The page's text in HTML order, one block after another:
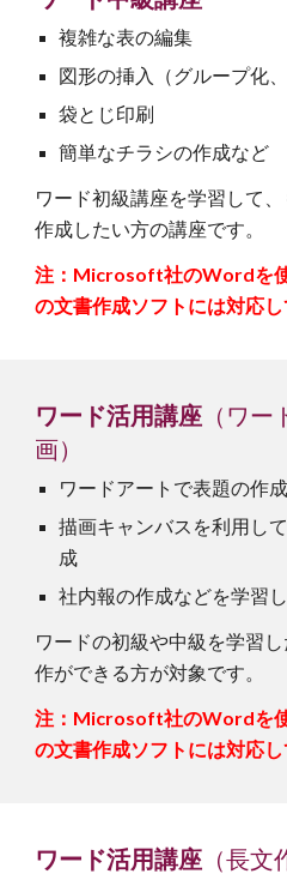
複雑な表の編集
図形の挿入（グループ化、
袋とじ印刷
簡単なチラシの作成など
ワード初級講座を学習して
作成したい方の講座です。
注：Microsoft社のWordを
の文書作成ソフトには対応し
ワード活用講座 （ワ
画）
ワードアートで表題の作成
描画キャンバスを利用し
成
社内報の作成などを学習し
ワードの初級や中級を学習
作ができる方が対象です。
注：Microsoft社のWordを
の文書作成ソフトには対応し
ワード活用講座 （長文